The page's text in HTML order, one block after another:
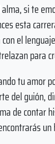
si te
esta
el
para
tu amor
del guión,
de contar
un